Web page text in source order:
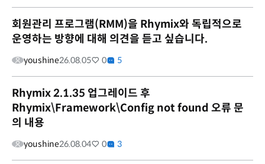
회원관리 프로그램(RMM)을 Rhymix와 독립적으로
운영하는 방향에 대해 의견을 듣고 싶습니다.
youshine26.08.05 0 5
Rhymix 2.1.35 업그레이드 후
Rhymix\Framework\Config not found 오류 문
의 내용
youshine26.08.04 0 3